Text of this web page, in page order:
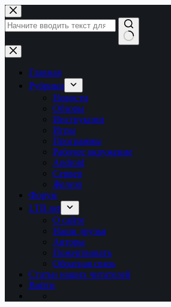
Перейти
к
сути
Ничего
не
найденоГлавная
Рубрики
Новости
Обзоры
Инструкции
Игры
Программы
Рабочее окружение
Android
Сервер
Железо
Форум
LTB.net
О сайте
Наши друзья
Авторы
Пожертвовать
Обратная связь
Статьи наших читателей
Войти